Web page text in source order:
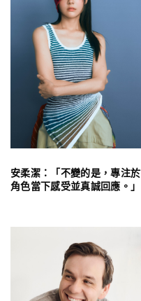
安柔潔：「不變的是，專注於
角色當下感受並真誠回應。」